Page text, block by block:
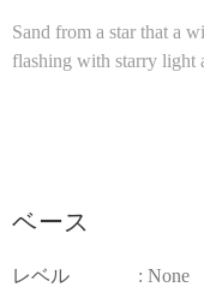
Sand from a star that a
flashing with starry light
ベース
レベル : None